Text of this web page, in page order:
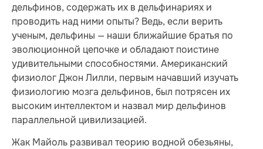
дельфинов, содержать их в дельфинариях и
проводить над ними опыты? Ведь, если верить
ученым, дельфины — наши ближайшие братья по
эволюционной цепочке и обладают поистине
удивительными способностями. Американский
физиолог Джон Лилли, первым начавший изучать
физиологию мозга дельфинов, был потрясен их
высоким интеллектом и назвал мир дельфинов
параллельной цивилизацией.
Жак Майоль развивал теорию водной обезьяны,